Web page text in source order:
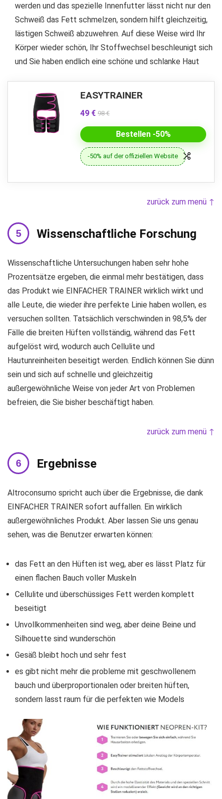
werden und das spezielle Innenfutter lässt nicht nur den
Schweiß das Fett schmelzen, sondern hilft gleichzeitig,
lästigen Schweiß abzuwehren. Auf diese Weise wird Ihr
Körper wieder schön, Ihr Stoffwechsel beschleunigt sich
und Sie haben endlich eine schöne und schlanke Haut
EASYTRAINER
49 € 98 €
Bestellen -50%
-50% auf der offiziellen Website
zurück zum menü ↑
Wissenschaftliche Forschung
Wissenschaftliche Untersuchungen haben sehr hohe
Prozentsätze ergeben, die einmal mehr bestätigen, dass
das Produkt wie EINFACHER TRAINER wirklich wirkt und
alle Leute, die wieder ihre perfekte Linie haben wollen, es
versuchen sollten. Tatsächlich verschwinden in 98,5% der
Fälle die breiten Hüften vollständig, während das Fett
aufgelöst wird, wodurch auch Cellulite und
Hautunreinheiten beseitigt werden. Endlich können Sie dünn
sein und sich auf schnelle und gleichzeitig
außergewöhnliche Weise von jeder Art von Problemen
befreien, die Sie bisher beschäftigt haben.
zurück zum menü ↑
Ergebnisse
Altroconsumo spricht auch über die Ergebnisse, die dank
EINFACHER TRAINER sofort auffallen. Ein wirklich
außergewöhnliches Produkt. Aber lassen Sie uns genau
sehen, was die Benutzer erwarten können:
das Fett an den Hüften ist weg, aber es lässt Platz für
einen flachen Bauch voller Muskeln
Cellulite und überschüssiges Fett werden komplett
beseitigt
Unvollkommenheiten sind weg, aber deine Beine und
Silhouette sind wunderschön
Gesäß bleibt hoch und sehr fest
es gibt nicht mehr die probleme mit geschwollenem
bauch und überproportionalen oder breiten hüften,
sondern lasst raum für die perfekten wie Models